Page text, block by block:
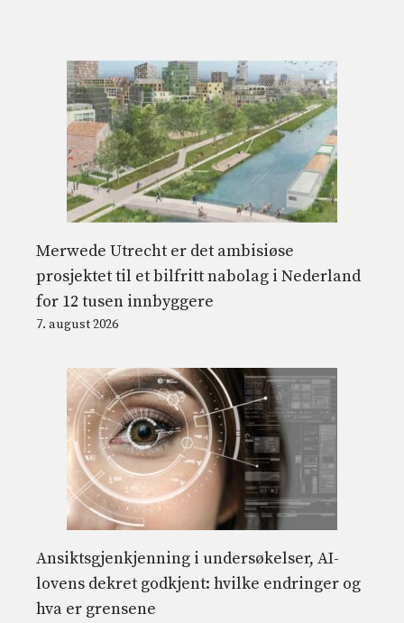
Merwede Utrecht er det ambisiøse
prosjektet til et bilfritt nabolag i Nederland
for 12 tusen innbyggere
7. august 2026
Ansiktsgjenkjenning i undersøkelser, AI-
lovens dekret godkjent: hvilke endringer og
hva er grensene